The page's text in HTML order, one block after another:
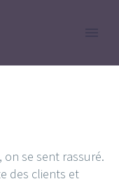
se sent rassuré.
des clients et